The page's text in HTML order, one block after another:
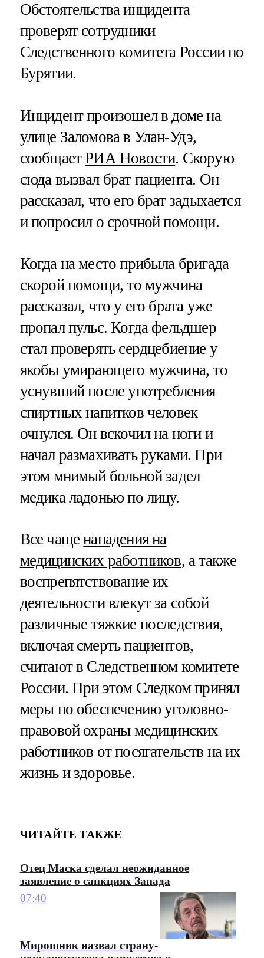
Обстоятельства инцидента
проверят сотрудники
Следственного комитета России по
Бурятии.
Инцидент произошел в доме на
улице Заломова в Улан-Удэ,
сообщаетРИА Новости. Скорую
сюда вызвал брат пациента. Он
рассказал, что его брат задыхается
и попросил о срочной помощи.
Когда на место прибыла бригада
скорой помощи, то мужчина
рассказал, что у его брата уже
пропал пульс. Когда фельдшер
стал проверять сердцебиение у
якобы умирающего мужчина, то
уснувший после употребления
спиртных напитков человек
очнулся. Он вскочил на ноги и
начал размахивать руками. При
этом мнимый больной задел
медика ладонью по лицу.
Все чащенападения на
медицинских работников, а также
воспрепятствование их
деятельности влекут за собой
различные тяжкие последствия,
включая смерть пациентов,
считают в Следственном комитете
России. При этом Следком принял
меры по обеспечению уголовно-
правовой охраны медицинских
работников от посягательств на их
жизнь и здоровье.
ЧИТАЙТЕ ТАКЖЕ
Отец Маска сделал неожиданное
заявление о санкциях Запада
07:40
Мирошник назвал страну-